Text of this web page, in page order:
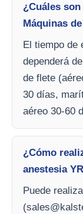
¿Cuáles
Máquinas
El tiempo de
dependerá
de flete
30 días,
aéreo 30-60
¿Cómo
anestesia
Puede
(